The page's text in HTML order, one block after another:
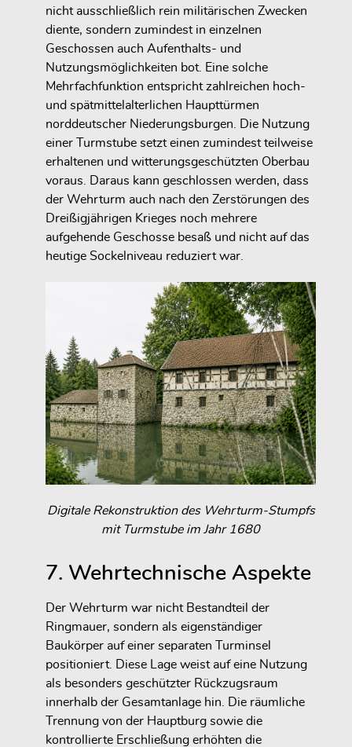
nicht ausschließlich rein militärischen Zwecken
diente, sondern zumindest in einzelnen
Geschossen auch Aufenthalts- und
Nutzungsmöglichkeiten bot. Eine solche
Mehrfachfunktion entspricht zahlreichen hoch-
und spätmittelalterlichen Haupttürmen
norddeutscher Niederungsburgen. Die Nutzung
einer Turmstube setzt einen zumindest teilweise
erhaltenen und witterungsgeschützten Oberbau
voraus. Daraus kann geschlossen werden, dass
der Wehrturm auch nach den Zerstörungen des
Dreißigjährigen Krieges noch mehrere
aufgehende Geschosse besaß und nicht auf das
heutige Sockelniveau reduziert war.
Digitale Rekonstruktion des Wehrturm-Stumpfs
mit Turmstube im Jahr 1680
7. Wehrtechnische Aspekte
Der Wehrturm war nicht Bestandteil der
Ringmauer, sondern als eigenständiger
Baukörper auf einer separaten Turminsel
positioniert. Diese Lage weist auf eine Nutzung
als besonders geschützter Rückzugsraum
innerhalb der Gesamtanlage hin. Die räumliche
Trennung von der Hauptburg sowie die
kontrollierte Erschließung erhöhten die